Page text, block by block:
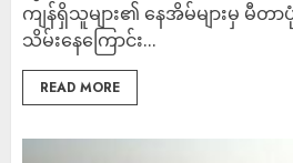
ကျန်ရှိသူများ၏ နေအိမ်များမှ မီတ
သိမ်းနေကြောင်း...
READ MORE